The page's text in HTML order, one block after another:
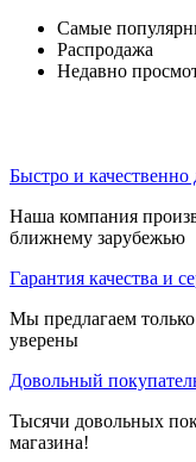
Самые
Распродажа
Недавно
Быстро и качественно
Наша компания
ближнему зарубежью
Гарантия качества и
Мы предлагаем
уверены
Довольный
Тысячи довольных
магазина!